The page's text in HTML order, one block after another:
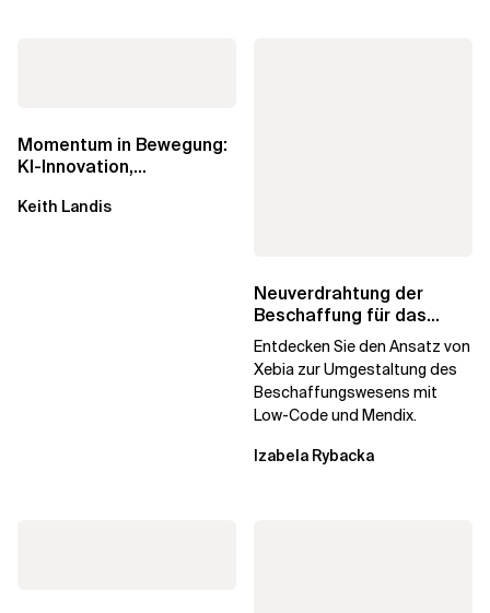
Momentum in Bewegung:
KI-Innovation,
Macht der...
Keith Landis
Neuverdrahtung der
Beschaffung für das
digitale Unternehmen
Entdecken Sie den Ansatz von
Xebia zur Umgestaltung des
Beschaffungswesens mit
Low-Code und Mendix.
Izabela Rybacka